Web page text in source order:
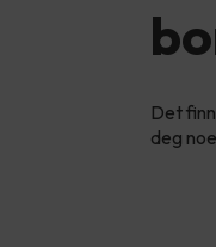
Det
deg